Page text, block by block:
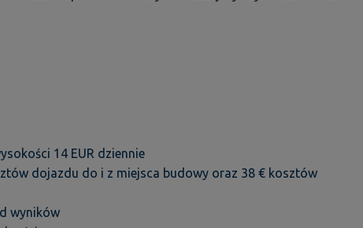
14 EUR dziennie
dojazdu do i z miejsca budowy oraz 38 € kosztów
wyników